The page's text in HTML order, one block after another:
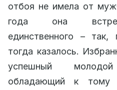
отбоя не имела от
года она
единственного –
тогда казалось.
успешный молодой
обладающий к тому